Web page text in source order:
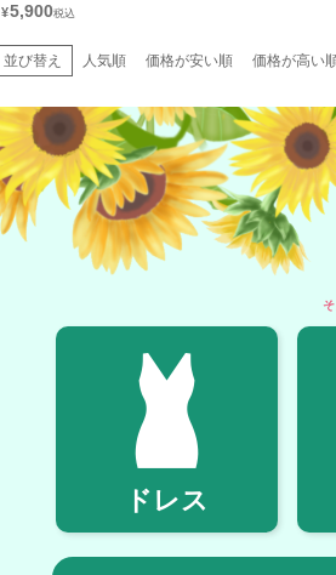
¥5,900
並び替え 人気順 価格が安い順 価格が高い
ドレス